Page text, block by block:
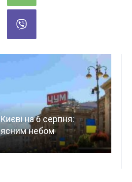
ПОЛІТИКА
Обмін розвідданими між
відновився до
Politico
06.08.2026 0